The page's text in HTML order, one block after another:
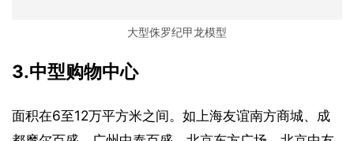
大型侏罗纪甲龙模型
3.中型购物中心
面积在6至12万平方米之间。如上海友谊南方商城、成